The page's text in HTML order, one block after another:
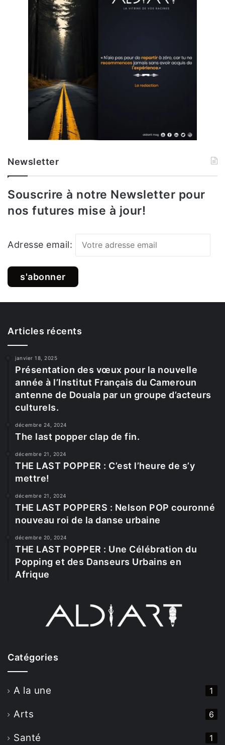
Newsletter
Souscrire à notre Newsletter pour
nos futures mise à jour!
Adresse email:
Articles récents
janvier 18, 2025
Présentation des vœux pour la nouvelle
année à l’Institut Français du Cameroun
antenne de Douala par un groupe d’acteurs
culturels.
décembre 24, 2024
The last popper clap de fin.
décembre 21, 2024
THE LAST POPPER : C’est l’heure de s’y
mettre!
décembre 21, 2024
THE LAST POPPERS : Nelson POP couronné
nouveau roi de la danse urbaine
décembre 20, 2024
THE LAST POPPER : Une Célébration du
Popping et des Danseurs Urbains en
Afrique
Catégories
A la une 1
Arts 6
Santé 1